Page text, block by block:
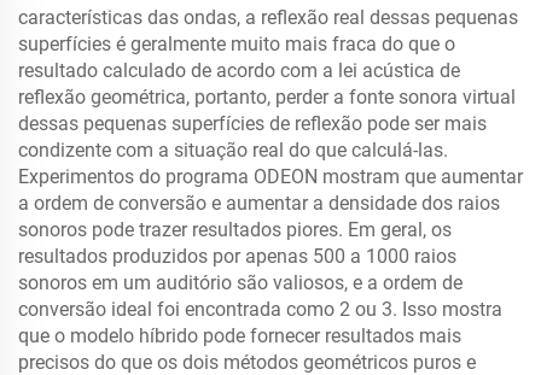
características das ondas, a reflexão real dessas pequenas
superfícies é geralmente muito mais fraca do que o
resultado calculado de acordo com a lei acústica de
reflexão geométrica, portanto, perder a fonte sonora virtual
dessas pequenas superfícies de reflexão pode ser mais
condizente com a situação real do que calculá-las.
Experimentos do programa ODEON mostram que aumentar
a ordem de conversão e aumentar a densidade dos raios
sonoros pode trazer resultados piores. Em geral, os
resultados produzidos por apenas 500 a 1000 raios
sonoros em um auditório são valiosos, e a ordem de
conversão ideal foi encontrada como 2 ou 3. Isso mostra
que o modelo híbrido pode fornecer resultados mais
precisos do que os dois métodos geométricos puros e